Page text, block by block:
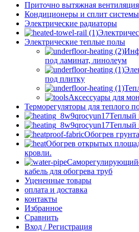
Приточно вытяжная вентиляция
Кондиционеры и сплит системы
Электрические радиаторы
Электрические теплые полы
под ламинат, линолеум
под плитку
Аксессуары для
Терморегуляторы для теплого
Теплый
Теплый
Обогрев
Обогрев открытых
кровли.
кабель для обогрева труб
Уцененные товары
оплата и доставка
контакты
Избранное
Сравнить
Вход / Регистрация